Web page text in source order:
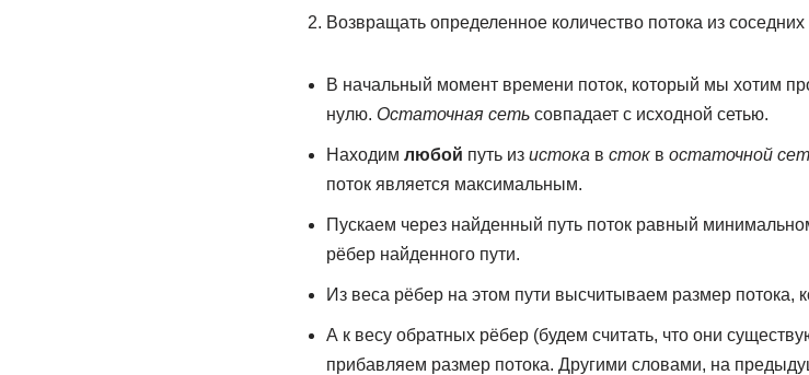
Возвращать определенное количество потока из
В начальный момент времени поток, который мы хотим
нулю. Остаточная сетьсовпадает с исходной сетью.
Находим любой путь из истока в стокв остаточной
поток является максимальным.
Пускаем через найденный путь поток равный
рёбер найденного пути.
Из веса рёбер на этом пути высчитываем размер потока,
А к весу обратных рёбер (будем считать, что они
прибавляем размер потока. Другими словами, на